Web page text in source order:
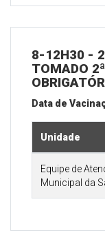
8-12H30 -
TOMADO
Data de
Unidade
Equipe de
Municipal da